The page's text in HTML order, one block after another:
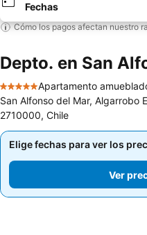
Fechas
Cómo los pagos afectan nuestro
Depto. en San
5 Estrellas
Apartamento
San Alfonso del Mar, Algarrobo
2710000, Chile
Elige fechas para ver los
Ver
Elige fechas para ver los
Ver